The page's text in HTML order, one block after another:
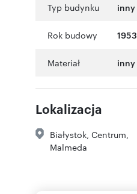
Typ budynku inny
Rok budowy 1953
Materiał inny
Lokalizacja
Białystok Centrum
Malmeda